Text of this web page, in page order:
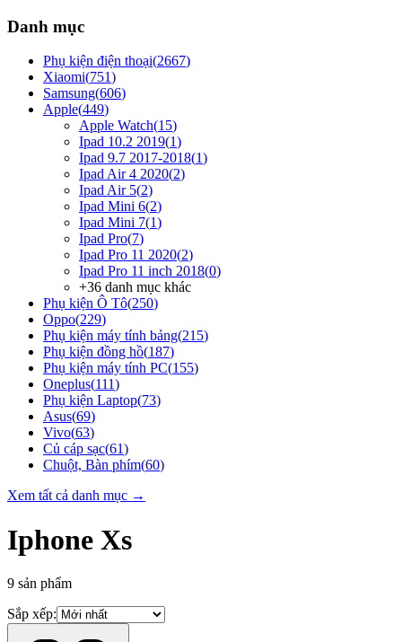
Danh mục
Phụ kiện điện thoại(2667)
Xiaomi(751)
Samsung(606)
Apple(449)
Apple Watch(15)
Ipad 10.2 2019(1)
Ipad 9.7 2017-2018(1)
Ipad Air 4 2020(2)
Ipad Air 5(2)
Ipad Mini 6(2)
Ipad Mini 7(1)
Ipad Pro(7)
Ipad Pro 11 2020(2)
Ipad Pro 11 inch 2018(0)
+36 danh mục khác
Phụ kiện Ô Tô(250)
Oppo(229)
Phụ kiện máy tính bảng(215)
Phụ kiện đồng hồ(187)
Phụ kiện máy tính PC(155)
Oneplus(111)
Phụ kiện Laptop(73)
Asus(69)
Vivo(63)
Củ cáp sạc(61)
Chuột, Bàn phím(60)
Xem tất cả danh mục →
Iphone Xs
9 sản phẩm
Sắp xếp: